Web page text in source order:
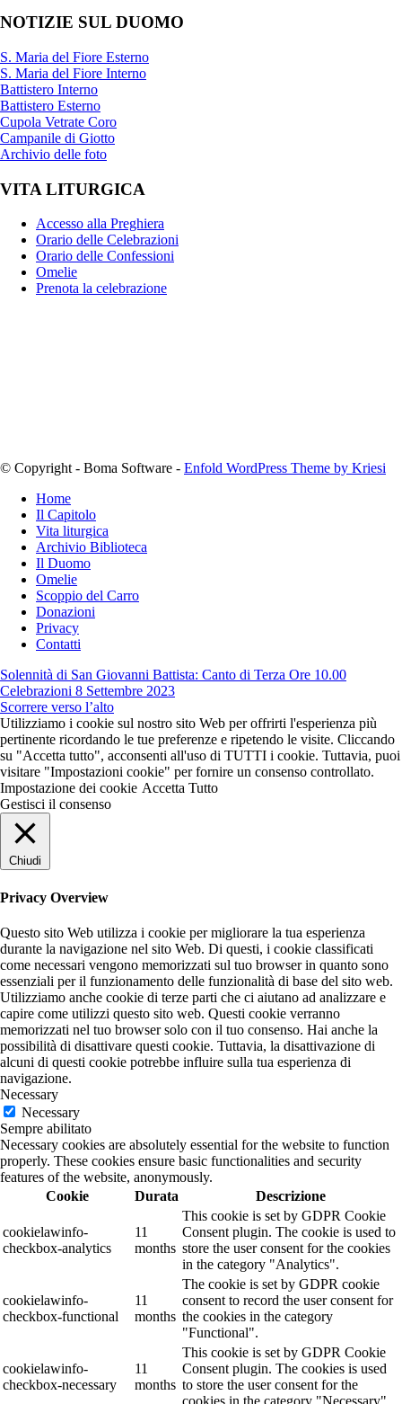
NOTIZIE SUL DUOMO
S. Maria del Fiore Esterno
S. Maria del Fiore Interno
Battistero Interno
Battistero Esterno
Cupola Vetrate Coro
Campanile di Giotto
Archivio delle foto
VITA LITURGICA
Accesso alla Preghiera
Orario delle Celebrazioni
Orario delle Confessioni
Omelie
Prenota la celebrazione
© Copyright - Boma Software - Enfold WordPress Theme by Kriesi
Home
Il Capitolo
Vita liturgica
Archivio Biblioteca
Il Duomo
Omelie
Scoppio del Carro
Donazioni
Privacy
Contatti
Solennità di San Giovanni Battista: Canto di Terza Ore 10.00
Celebrazioni 8 Settembre 2023
Scorrere verso l’alto
Utilizziamo i cookie sul nostro sito Web per offrirti l'esperienza più
pertinente ricordando le tue preferenze e ripetendo le visite. Cliccando
su "Accetta tutto", acconsenti all'uso di TUTTI i cookie. Tuttavia, puoi
visitare "Impostazioni cookie" per fornire un consenso controllato.
Impostazione dei cookie Accetta Tutto
Gestisci il consenso
Chiudi
Privacy Overview
Questo sito Web utilizza i cookie per migliorare la tua esperienza
durante la navigazione nel sito Web. Di questi, i cookie classificati
come necessari vengono memorizzati sul tuo browser in quanto sono
essenziali per il funzionamento delle funzionalità di base del sito web.
Utilizziamo anche cookie di terze parti che ci aiutano ad analizzare e
capire come utilizzi questo sito web. Questi cookie verranno
memorizzati nel tuo browser solo con il tuo consenso. Hai anche la
possibilità di disattivare questi cookie. Tuttavia, la disattivazione di
alcuni di questi cookie potrebbe influire sulla tua esperienza di
navigazione.
Necessary
Necessary
Sempre abilitato
Necessary cookies are absolutely essential for the website to function
properly. These cookies ensure basic functionalities and security
features of the website, anonymously.
Cookie
Durata Descrizione
cookielawinfo-
checkbox-analytics
11
months
This cookie is set by GDPR Cookie
Consent plugin. The cookie is used to
store the user consent for the cookies
in the category "Analytics".
cookielawinfo-
checkbox-functional
11
months
The cookie is set by GDPR cookie
consent to record the user consent for
the cookies in the category
"Functional".
cookielawinfo-
checkbox-necessary
11
months
This cookie is set by GDPR Cookie
Consent plugin. The cookies is used
to store the user consent for the
cookies in the category "Necessary".